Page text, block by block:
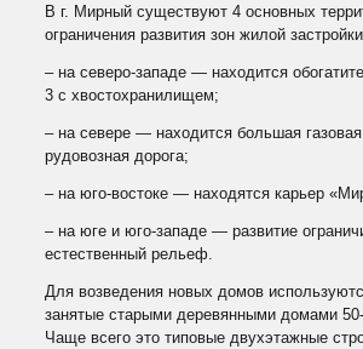
В г. Мирный существуют 4 основных
ограничения развития зон жилой
– на северо-западе — находится
3 с хвостохранилищем;
– на севере — находится большая
рудовозная дорога;
– на юго-востоке — находятся карьер
– на юге и юго-западе — развитие
естественный рельеф.
Для возведения новых домов
занятые старыми деревянными домами 50-
Чаще всего это типовые двухэтажные